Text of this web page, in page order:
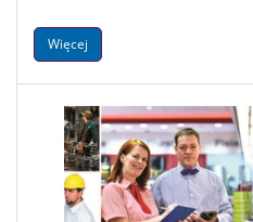
Więcej